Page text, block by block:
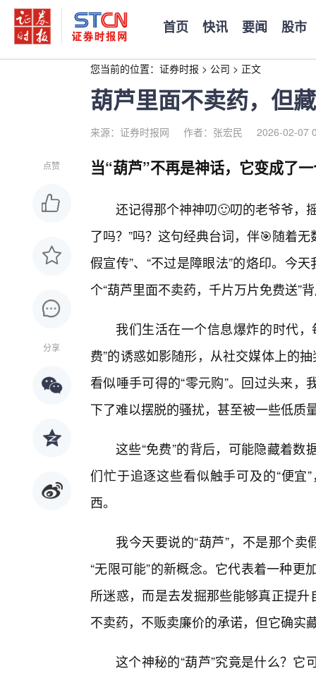
首页 快讯 要闻 股市
您当前的位置： 证券时报 > 公司 > 正文
葫芦里面不卖药，但
来源：证券时报网 作者：张宏民 2026-02-07
点赞
分享
当“葫芦”不再是神话，它变成了
还记得那个神神叨🙂叨的老爷爷，
了吗？”吗？这句经典台词，伴🎯随着
假宣传”、“不过是障眼法”的烙印。今
个“葫芦里面不卖药，千片万片免费送”
我们生活在一个信息爆炸的时代
费”的诱惑如影随形，从社交媒体上的
看似唾手可得的“零元购”。回过头来
下了难以摆脱的骚扰，甚至被一些低质
这些“免费”的背后，可能隐藏着
们忙于追逐这些看似触手可及的“便
西。
我今天要说的“葫芦”，不是那个
“无限可能”的新概念。它代表着一种更
所迷惑，而是去发掘那些能够真正提
不卖药，不贩卖廉价的承诺，但它确实
这个神秘的“葫芦”究竟是什么？